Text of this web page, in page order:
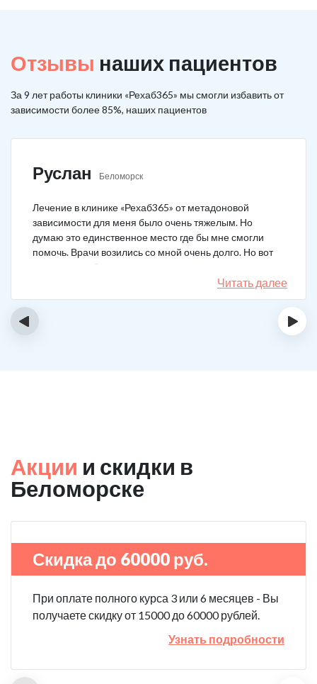
Отзывы наших пациентов
За 9 лет работы клиники «Рехаб365» мы смогли избавить от
зависимости более 85%, наших пациентов
Руслан Беломорск
Лечение в клинике «Рехаб365» от метадоновой
зависимости для меня было очень тяжелым. Но
думаю это единственное место где бы мне смогли
помочь. Врачи возились со мной очень долго. Но вот
теперь я уже 5 месяцев не принимаю наркотики.
Читать далее
‹ ›
Акции и скидки в
Беломорске
Скидка до 60000 руб.
При оплате полного курса 3 или 6 месяцев - Вы
получаете скидку от 15000 до 60000 рублей.
Узнать подробности